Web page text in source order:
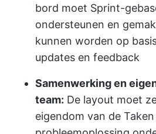
bord moet Sprint-
ondersteunen en
kunnen worden op
updates en feedback
Samenwerking en
team: De layout moet
eigendom van de